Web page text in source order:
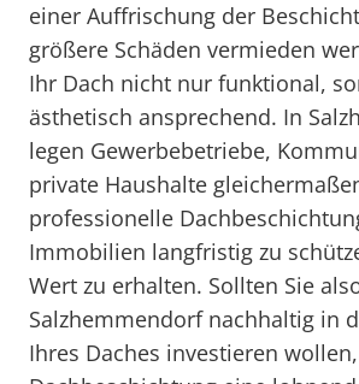
einer Auffrischung der
größere Schäden vermieden
Ihr Dach nicht nur funktional,
ästhetisch ansprechend. In
legen Gewerbebetriebe,
private Haushalte
professionelle
Immobilien langfristig zu
Wert zu erhalten. Sollten Sie
Salzhemmendorf nachhaltig in
Ihres Daches investieren